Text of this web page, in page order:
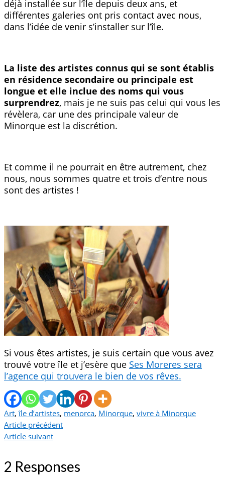
déjà installée sur l’île depuis deux ans, et
différentes galeries ont pris contact avec nous,
dans l’idée de venir s’installer sur l’île.
La liste des artistes connus qui se sont établis
en résidence secondaire ou principale est
longue et elle inclue des noms qui vous
surprendrez, mais je ne suis pas celui qui vous les
révèlera, car une des principale valeur de
Minorque est la discrétion.
Et comme il ne pourrait en être autrement, chez
nous, nous sommes quatre et trois d’entre nous
sont des artistes !
Si vous êtes artistes, je suis certain que vous avez
trouvé votre île et j’esère que Ses Moreres sera
l’agence qui trouvera le bien de vos rêves.
Art,île d’artistes, menorca, Minorque, vivre à Minorque
Article précédent
Article suivant
2 Responses